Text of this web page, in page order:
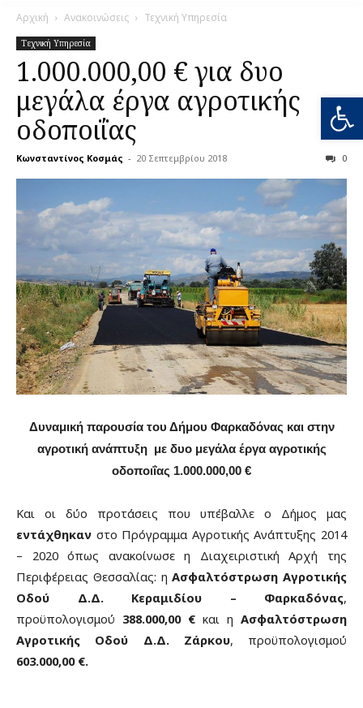
Αρχική Ανακοινώσεις Τεχνική Υπηρεσία
Τεχνική Υπηρεσία
1.000.000,00 € για δυο
μεγάλα έργα αγροτικής
οδοποιΐας
Κωνσταντίνος Κοσμάς - 20 Σεπτεμβρίου 2018 0
Δυναμική παρουσία του Δήμου Φαρκαδόνας και στην
αγροτική ανάπτυξη με δυο μεγάλα έργα αγροτικής
οδοποιΐας 1.000.000,00 €
Και οι δύο προτάσεις που υπέβαλλε ο Δήμος μας
εντάχθηκαν στο Πρόγραμμα Αγροτικής Ανάπτυξης 2014
– 2020 όπως ανακοίνωσε η Διαχειριστική Αρχή της
Περιφέρειας Θεσσαλίας: ηΑσφαλτόστρωση Αγροτικής
Οδού Δ.Δ. Κεραμιδίου – Φαρκαδόνας,
προϋπολογισμού 388.000,00 € και η Ασφαλτόστρωση
Αγροτικής Οδού Δ.Δ. Ζάρκου, προϋπολογισμού
603.000,00 €.